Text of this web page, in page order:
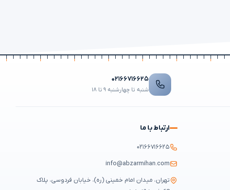
۰۲۱۶۶۷۱۶۶۲۵
شنبه تا چهارشنبه ۹ تا ۱۸
ارتباط با ما
۰۲۱۶۶۷۱۶۶۲۵
info@abzarmihan.com
تهران، میدان امام خمینی (ره)، خیابان فردوسی، پلاک